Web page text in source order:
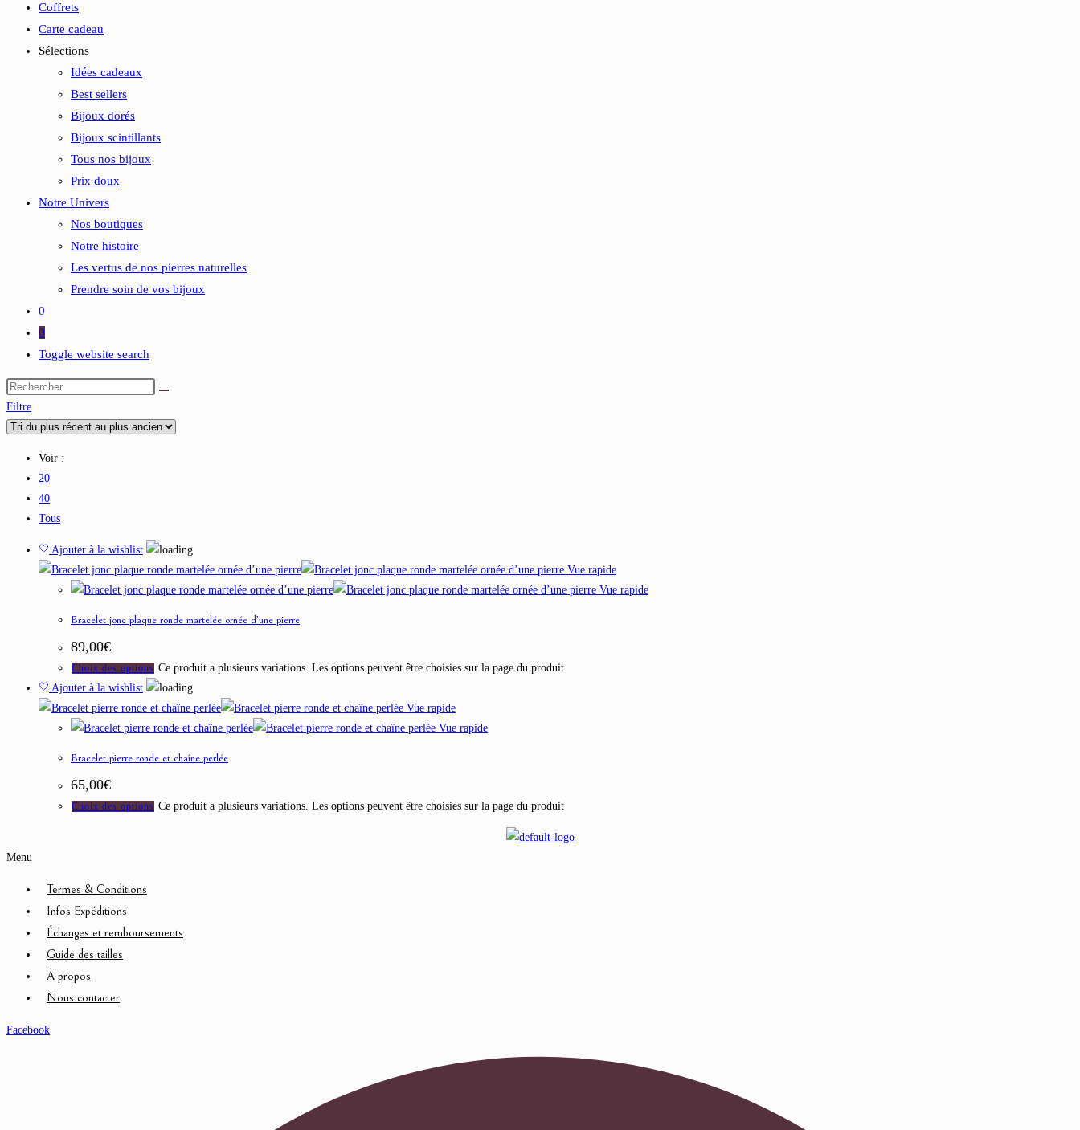
Coffrets
Carte cadeau
Sélections
Idées cadeaux
Best sellers
Bijoux dorés
Bijoux scintillants
Tous nos bijoux
Prix doux
Notre Univers
Nos boutiques
Notre histoire
Les vertus de nos pierres naturelles
Prendre soin de vos bijoux
0
0
Toggle website search
Filtre
Voir :
20
40
Tous
Ajouter à la wishlist
Vue rapide
Vue rapide
Bracelet jonc plaque ronde martelée ornée d’une pierre
89,00€
Choix des options Ce produit a plusieurs variations. Les options peuvent être choisies sur la page du produit
Ajouter à la wishlist
Vue rapide
Vue rapide
Bracelet pierre ronde et chaîne perlée
65,00€
Choix des options Ce produit a plusieurs variations. Les options peuvent être choisies sur la page du produit
Menu
Termes & Conditions
Infos Expéditions
Échanges et remboursements
Guide des tailles
À propos
Nous contacter
Facebook